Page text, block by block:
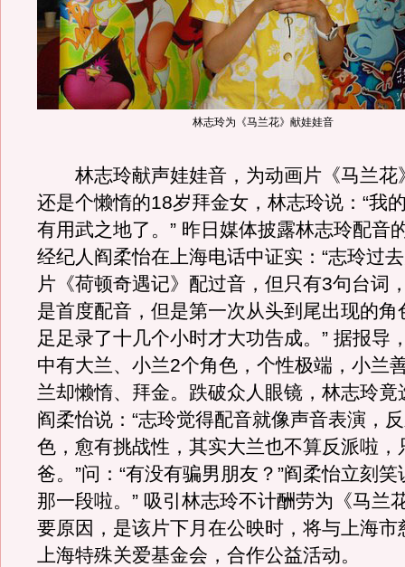
林志玲为《马兰花》献娃娃音
林志玲献声娃娃音，为动画片《马兰花
还是个懒惰的18岁拜金女，林志玲说：“我
有用武之地了。” 昨日媒体披露林志玲配音
经纪人阎柔怡在上海电话中证实：“志玲过
片《荷顿奇遇记》配过音，但只有3句台词
是首度配音，但是第一次从头到尾出现的角
足足录了十几个小时才大功告成。” 据报导
中有大兰、小兰2个角色，个性极端，小兰
兰却懒惰、拜金。跌破众人眼镜，林志玲竟
阎柔怡说：“志玲觉得配音就像声音表演，
色，愈有挑战性，其实大兰也不算反派啦，
爸。”问：“有没有骗男朋友？”阎柔怡立刻笑
那一段啦。” 吸引林志玲不计酬劳为《马兰
要原因，是该片下月在公映时，将与上海市
上海特殊关爱基金会，合作公益活动。